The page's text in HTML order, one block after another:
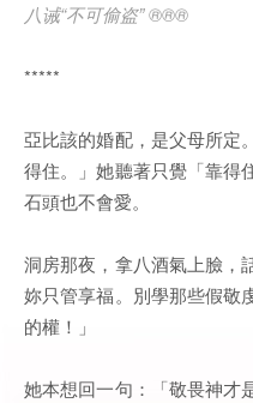
八诫“不可偷盗” ®®®
*****
亞比該的婚配，是父母所定
得住。」她聽著只覺「靠
石頭也不會愛。
洞房那夜，拿八酒氣上臉，
妳只管享福。別學那些假敬
的權！」
她本想回一句：「敬畏神才